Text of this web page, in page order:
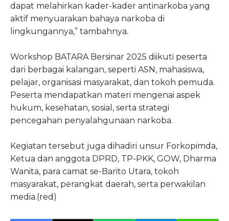
dapat melahirkan kader-kader antinarkoba yang
aktif menyuarakan bahaya narkoba di
lingkungannya,” tambahnya.
Workshop BATARA Bersinar 2025 diikuti peserta
dari berbagai kalangan, seperti ASN, mahasiswa,
pelajar, organisasi masyarakat, dan tokoh pemuda.
Peserta mendapatkan materi mengenai aspek
hukum, kesehatan, sosial, serta strategi
pencegahan penyalahgunaan narkoba.
Kegiatan tersebut juga dihadiri unsur Forkopimda,
Ketua dan anggota DPRD, TP-PKK, GOW, Dharma
Wanita, para camat se-Barito Utara, tokoh
masyarakat, perangkat daerah, serta perwakilan
media.(red)